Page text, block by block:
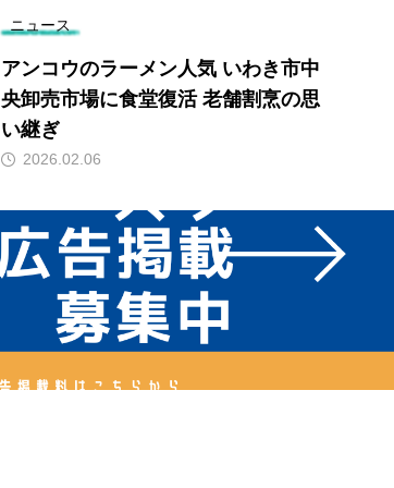
ニュース
アンコウのラーメン人気 いわき市中
央卸売市場に食堂復活 老舗割烹の思
い継ぎ
2026.02.06